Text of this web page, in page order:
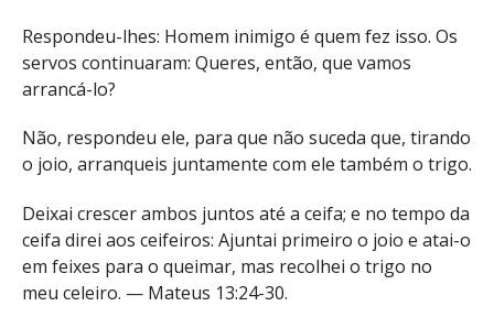
Respondeu-lhes: Homem inimigo é quem fez isso. Os
servos continuaram: Queres, então, que vamos
arrancá-lo?
Não, respondeu ele, para que não suceda que, tirando
o joio, arranqueis juntamente com ele também o trigo.
Deixai crescer ambos juntos até a ceifa; e no tempo da
ceifa direi aos ceifeiros: Ajuntai primeiro o joio e atai-o
em feixes para o queimar, mas recolhei o trigo no
meu celeiro. — Mateus 13:24-30.